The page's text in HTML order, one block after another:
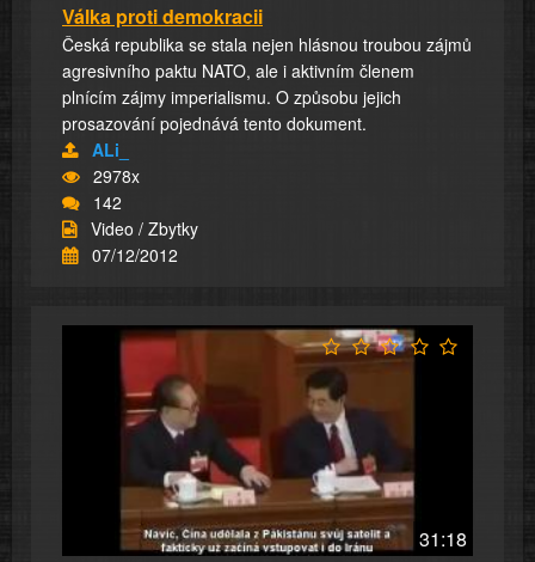
Válka proti demokracii
Česká republika se stala nejen hlásnou troubou zájmů
agresivního paktu NATO, ale i aktivním členem
plnícím zájmy imperialismu. O způsobu jejich
prosazování pojednává tento dokument.
ALi_
2978x
142
Video / Zbytky
07/12/2012
31:18